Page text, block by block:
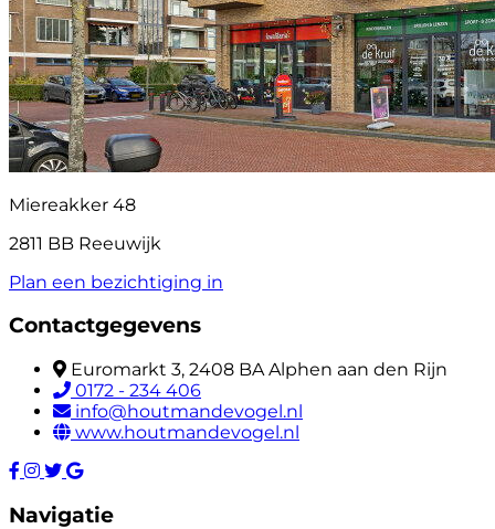
Miereakker 48
2811 BB Reeuwijk
Plan een bezichtiging in
Contactgegevens
Euromarkt 3, 2408 BA Alphen aan den Rijn
0172 - 234 406
info@houtmandevogel.nl
www.houtmandevogel.nl
Navigatie